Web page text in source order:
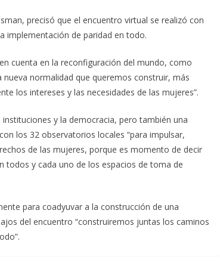
precisó que el encuentro virtual se realizó con
implementación de paridad en todo.
cuenta en la reconfiguración del mundo, como
normalidad que queremos construir, más
los intereses y las necesidades de las mujeres”.
y la democracia, pero también una
los 32 observatorios locales “para impulsar,
de las mujeres, porque es momento de decir
todos y cada uno de los espacios de toma de
para coadyuvar a la construcción de una
del encuentro “construiremos juntas los caminos